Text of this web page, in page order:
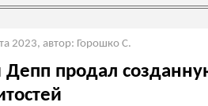
2023, автор: Горошко С.
продал